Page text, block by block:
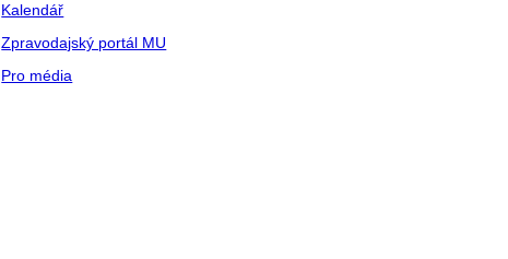
Kalendář
Zpravodajský portál MU
Pro média